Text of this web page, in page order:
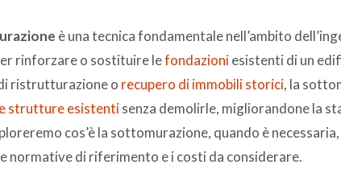
è una tecnica fondamentale nell’ambito
rinforzare o sostituire lefondazioniesistenti di un
ristrutturazione o recupero di immobili storici, la
strutture esistentisenza demolirle, migliorandone la
cos’è la sottomurazione, quando è
normative di riferimento e i costi da considerare.